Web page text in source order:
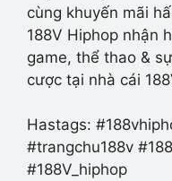
cùng khuyến mãi
188V Hiphop nhận
game, thể thao &
cược tại nhà cái
Hastags:
#trangchu188v
#188V_hiphop